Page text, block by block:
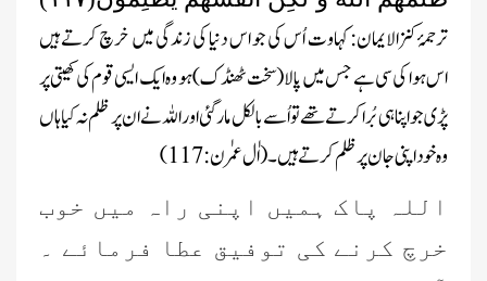
ترجمۂ کنزالایمان: کہاوت اُس کی جو اس دنیا کی زندگی میں خرچ کرتے ہیں
اس ہوا کی سی ہے جس میں پالا(سخت ٹھنڈک) ہو وہ ایک ایسی قوم کی کھیتی پر
پڑی جو اپنا ہی بُرا کرتے تھے تو اُسے بالکل مارگئی اور اللہ نے ان پر ظلم نہ کیا ہاں
وہ خود اپنی جان پرظلم کرتے ہیں۔ (اٰل عمرٰن: 117)
اللہ پاک ہمیں اپنی راہ میں خوب
خرچ کرنے کی توفیق عطا فرمائے ۔